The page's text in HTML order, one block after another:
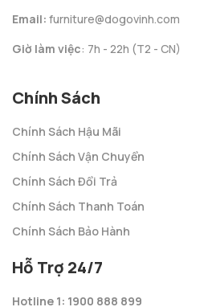
Email: furniture@dogovinh.com
Giờ làm việc: 7h - 22h (T2 - CN)
Chính Sách
Chính Sách Hậu Mãi
Chính Sách Vận Chuyển
Chính Sách Đổi Trả
Chính Sách Thanh Toán
Chính Sách Bảo Hành
Hỗ Trợ 24/7
Hotline 1: 1900 888 899